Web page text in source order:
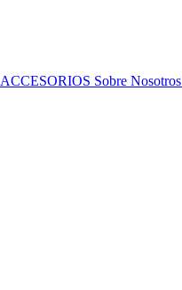
ACCESORIOS Sobre Nosotros